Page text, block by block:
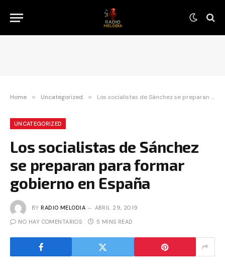
Home » Uncategorized » Los socialistas de Sánchez se preparan para formar gobierno en España
UNCATEGORIZED
Los socialistas de Sánchez
se preparan para formar
gobierno en España
BY RADIO MELODIA ABRIL 29, 2019
NO HAY COMENTARIOS 5 MINS READ